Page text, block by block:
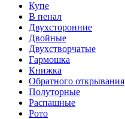
Купе
В пенал
Двухсторонние
Двойные
Двухстворчатые
Гармошка
Книжка
Обратного открывания
Полуторные
Распашные
Рото